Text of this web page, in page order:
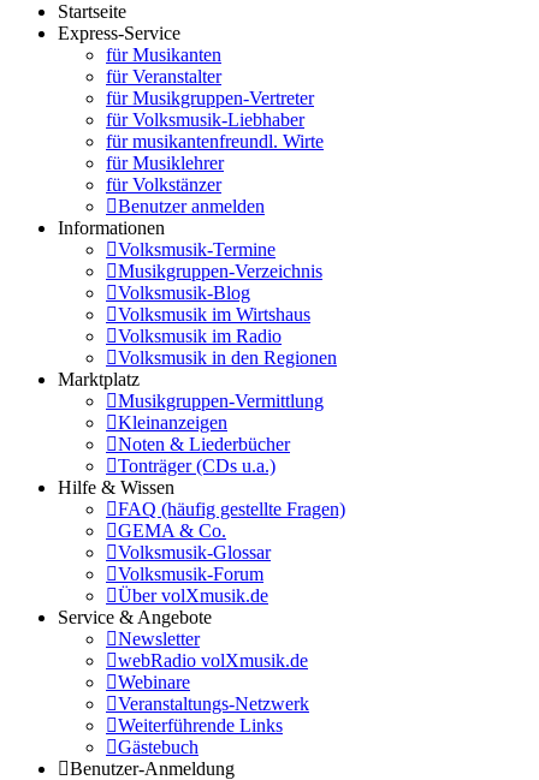
Startseite
Express-Service
für Musikanten
für Veranstalter
für Musikgruppen-Vertreter
für Volksmusik-Liebhaber
für musikantenfreundl. Wirte
für Musiklehrer
für Volkstänzer
Benutzer anmelden
Informationen
Volksmusik-Termine
Musikgruppen-Verzeichnis
Volksmusik-Blog
Volksmusik im Wirtshaus
Volksmusik im Radio
Volksmusik in den Regionen
Marktplatz
Musikgruppen-Vermittlung
Kleinanzeigen
Noten & Liederbücher
Tonträger (CDs u.a.)
Hilfe & Wissen
FAQ (häufig gestellte Fragen)
GEMA & Co.
Volksmusik-Glossar
Volksmusik-Forum
Über volXmusik.de
Service & Angebote
Newsletter
webRadio volXmusik.de
Webinare
Veranstaltungs-Netzwerk
Weiterführende Links
Gästebuch
Benutzer-Anmeldung